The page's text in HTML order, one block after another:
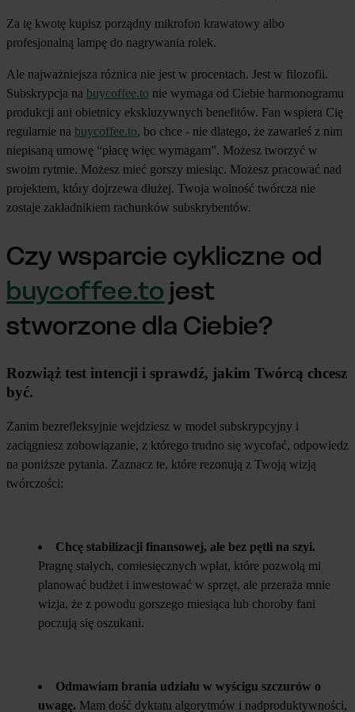
Za tę kwotę kupisz porządny mikrofon krawatowy albo
profesjonalną lampę do nagrywania rolek.
Ale najważniejsza różnica nie jest w procentach. Jest w filozofii.
Subskrypcja na buycoffee.to nie wymaga od Ciebie harmonogramu
produkcji ani obietnicy ekskluzywnych benefitów. Fan wspiera Cię
regularnie na buycoffee.to, bo chce - nie dlatego, że zawarłeś z nim
niepisaną umowę “płacę więc wymagam”. Możesz tworzyć w
swoim rytmie. Możesz mieć gorszy miesiąc. Możesz pracować nad
projektem, który dojrzewa dłużej. Twoja wolność twórcza nie
zostaje zakładnikiem rachunków subskrybentów.
Czy wsparcie cykliczne od
buycoffee.to jest
stworzone dla Ciebie?
Rozwiąż test intencji i sprawdź, jakim Twórcą chcesz
być.
Zanim bezrefleksyjnie wejdziesz w model subskrypcyjny i
zaciągniesz zobowiązanie, z którego trudno się wycofać, odpowiedz
na poniższe pytania. Zaznacz te, które rezonują z Twoją wizją
twórczości:
Chcę stabilizacji finansowej, ale bez pętli na szyi.
Pragnę stałych, comiesięcznych wpłat, które pozwolą mi
planować budżet i inwestować w sprzęt, ale przeraża mnie
wizja, że z powodu gorszego miesiąca lub choroby fani
poczują się oszukani.
Odmawiam brania udziału w wyścigu szczurów o
uwagę. Mam dość dyktatu algorytmów i nadproduktywności,